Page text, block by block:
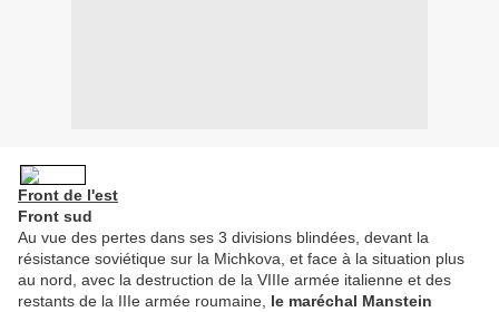
Front de l'est
Front sud
Au vue des pertes dans ses 3 divisions blindées, devant la
résistance soviétique sur la Michkova, et face à la situation plus
au nord, avec la destruction de la VIIIe armée italienne et des
restants de la IIIe armée roumaine, le maréchal Manstein